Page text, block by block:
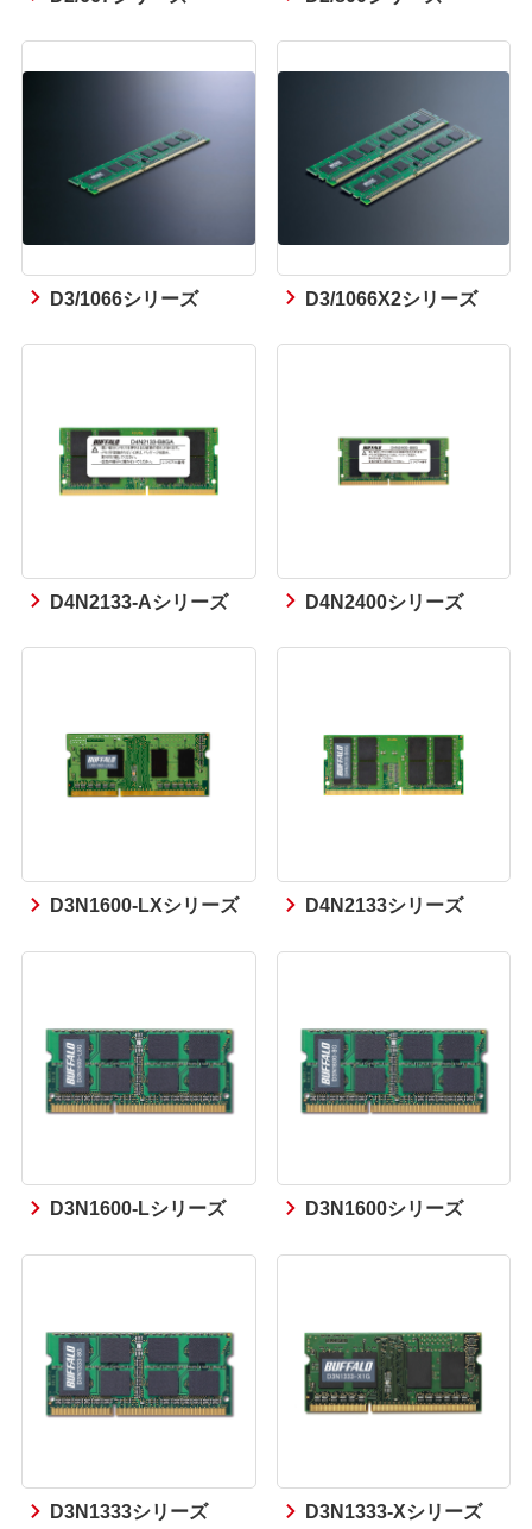
D3/1066シリーズ D3/1066X2シリーズ
D4N2133-Aシリーズ D4N2400シリーズ
D3N1600-LXシリーズ D4N2133シリーズ
D3N1600-Lシリーズ D3N1600シリーズ
D3N1333シリーズ D3N1333-Xシリーズ